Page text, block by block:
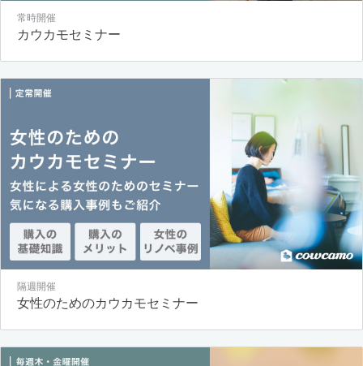
常時開催
カウカモセミナー
隔週開催
女性のためのカウカモセミナー